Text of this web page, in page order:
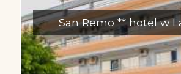
San Remo ** hotel w